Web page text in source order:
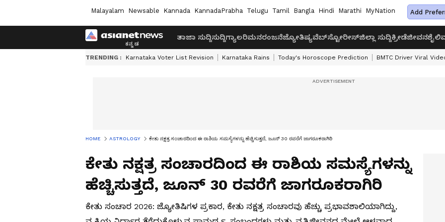
Malayalam Newsable Kannada KannadaPrabha Telugu Tamil Bangla Hindi Marathi MyNation Add
ತಾಜಾ ಸುದ್ದಿಸುದ್ದಿಗ್ಯಾಲರಿಮನರಂಜನೆಜ್ಯೋತಿಷ್ಯವೆಬ್‌ಸ್ಟೋರೀಸ್ಜಿಲ್ಲಾ ಸುದ್ದಿಕ್ರೀಡೆಜೀವನಶೈಲಿ
TRENDING : Karnataka Voter List Revision Karnataka Rains Today's Horoscope Prediction BMTC Driver Viral
HOME ASTROLOGY ಕೇತು ನಕ್ಷತ್ರ ಸಂಚಾರದಿಂದ ಈ ರಾಶಿಯ ಸಮಸ್ಯೆಗಳನ್ನು ಹೆಚ್ಚಿಸುತ್ತದೆ, ಜೂನ್ 30 ರವರೆಗೆ ಜಾಗರೂಕರಾಗಿರಿ
ಕೇತು ನಕ್ಷತ್ರ ಸಂಚಾರದಿಂದ ಈ ರಾಶಿಯ ಸಮಸ್ಯೆಗಳನ್ನು
ಹೆಚ್ಚಿಸುತ್ತದೆ, ಜೂನ್ 30 ರವರೆಗೆ ಜಾಗರೂಕರಾಗಿರಿ
ಕೇತು ಸಂಚಾರ 2026: ಜ್ಯೋತಿಷಿಗಳ ಪ್ರಕಾರ, ಕೇತು ನಕ್ಷತ್ರ ಸಂಚಾರವು ಹೆಚ್ಚು ಪ್ರಭಾವಶಾಲಿಯಾಗಿದ್ದು,